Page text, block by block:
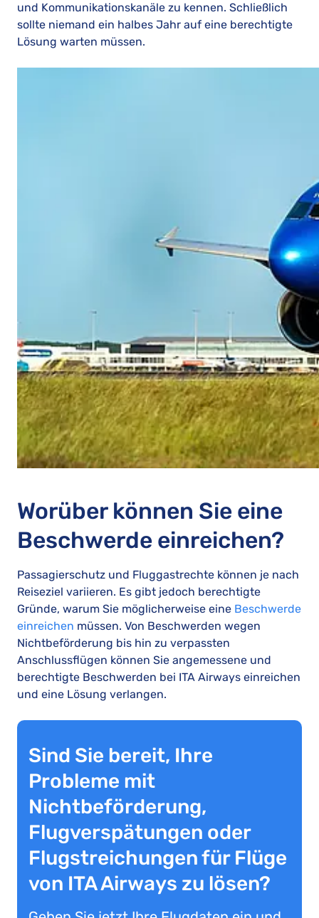
und Kommunikationskanäle zu kennen. Schließlich
sollte niemand ein halbes Jahr auf eine berechtigte
Lösung warten müssen.
Worüber können Sie eine
Beschwerde einreichen?
Passagierschutz und Fluggastrechte können je nach
Reiseziel variieren. Es gibt jedoch berechtigte
Gründe, warum Sie möglicherweise eine Beschwerde
einreichen müssen. Von Beschwerden wegen
Nichtbeförderung bis hin zu verpassten
Anschlussflügen können Sie angemessene und
berechtigte Beschwerden bei ITA Airways einreichen
und eine Lösung verlangen.
Sind Sie bereit, Ihre
Probleme mit
Nichtbeförderung,
Flugverspätungen oder
Flugstreichungen für Flüge
von ITA Airways zu lösen?